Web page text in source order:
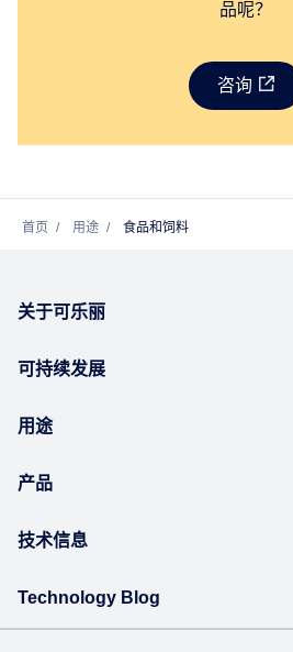
品呢？
咨询
首页 用途 食品和饲料
关于可乐丽
可持续发展
用途
产品
技术信息
Technology Blog